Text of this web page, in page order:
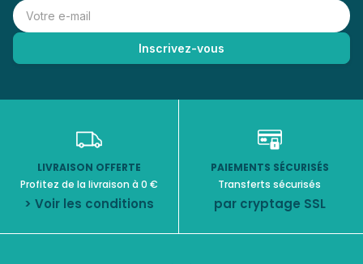
LIVRAISON OFFERTE
Profitez de la livraison à 0 €
> Voir les conditions
PAIEMENTS SÉCURISÉS
Transferts sécurisés
par cryptage SSL